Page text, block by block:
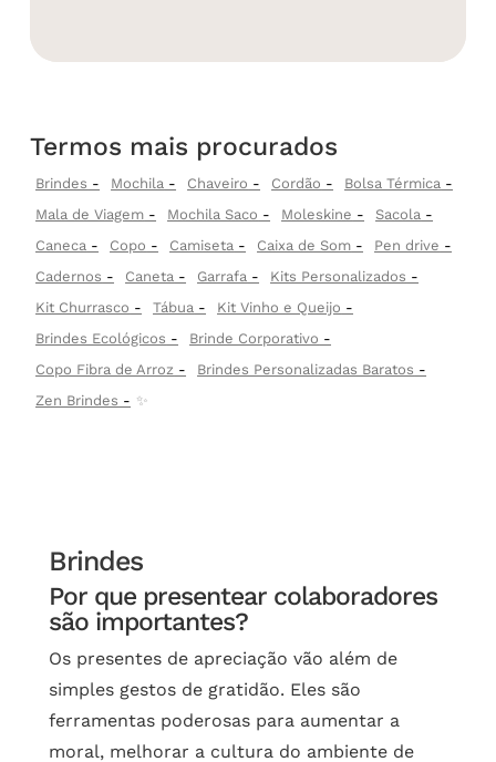
Termos mais procurados
Brindes Mochila Chaveiro Cordão
Bolsa Térmica
Mala de Viagem
Mochila Saco Moleskine
Sacola
Caneca
Copo Camiseta Caixa de Som
Pen drive
Cadernos
Caneta Garrafa
Kits Personalizados
Kit Churrasco
Tábua
Kit Vinho e Queijo
Brindes Ecológicos
Brinde Corporativo
Copo Fibra de Arroz
Brindes Personalizadas Baratos
Zen Brindes
✨
Brindes
Por que presentear colaboradores
são importantes?
Os presentes de apreciação vão além de
simples gestos de gratidão. Eles são
ferramentas poderosas para aumentar a
moral, melhorar a cultura do ambiente de